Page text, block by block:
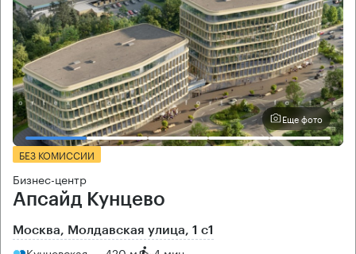
Еще фото
БЕЗ КОМИССИИ
Бизнес-центр
Апсайд Кунцево
Москва, Молдавская улица, 1 с1